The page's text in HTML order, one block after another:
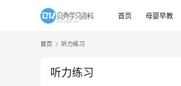
首页 母婴早教
首页 听力练习
听力练习